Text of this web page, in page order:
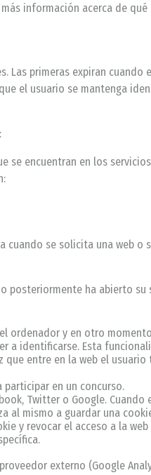
información acerca de
Las primeras expiran cuando
el usuario se mantenga
se encuentran en los
cuando se solicita una web o
posteriormente ha abierto su
ordenador y en otro
a identificarse. Esta
entre en la web el
en un concurso.
Twitter o Google. Cuando
al mismo a guardar una
y revocar el acceso a la
externo (Google